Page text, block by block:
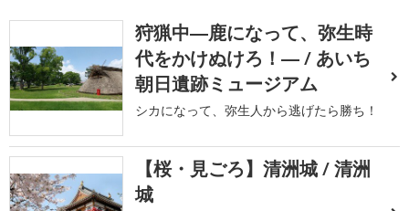
狩猟中―鹿になって、弥生時
代をかけぬけろ！― / あいち
朝日遺跡ミュージアム
シカになって、弥生人から逃げたら勝ち！
【桜・見ごろ】清洲城 / 清洲
城